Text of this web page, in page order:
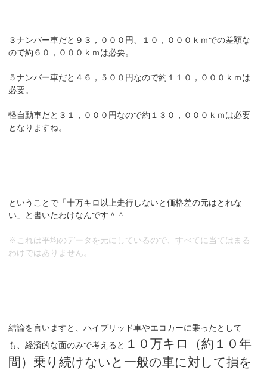
３ナンバー車だと９３，０００円、１０，０００ｋｍでの差額な
ので約６０，０００ｋｍは必要。
５ナンバー車だと４６，５００円なので約１１０，０００ｋｍは
必要。
軽自動車だと３１，０００円なので約１３０，０００ｋｍは必要
となりますね。
ということで「十万キロ以上走行しないと価格差の元はとれな
い」と書いたわけなんです＾＾
※これは平均のデータを元にしているので、すべてに当てはまる
わけではありません。
結論を言いますと、ハイブリッド車やエコカーに乗ったとして
も、経済的な面のみで考えると １０万キロ（約１０年
間）乗り続けないと一般の車に対して損を